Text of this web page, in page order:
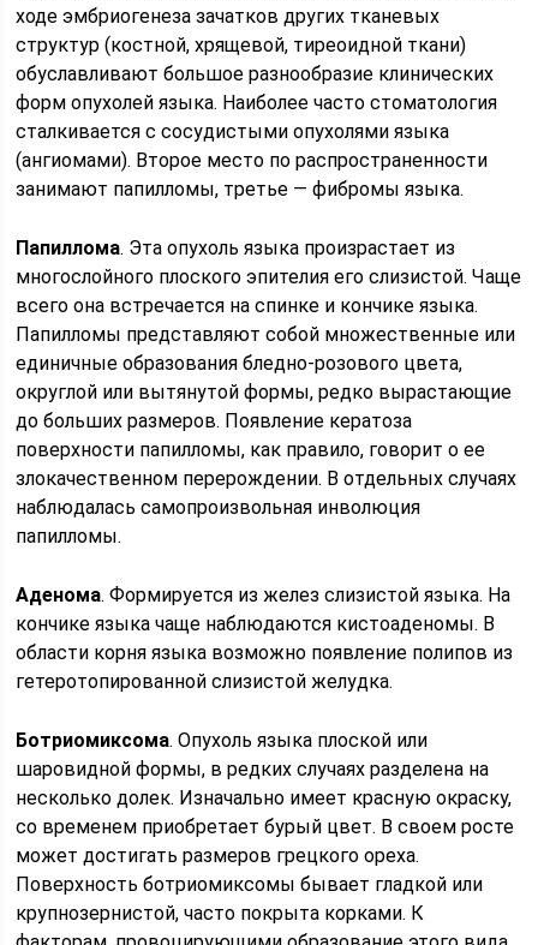
ходе эмбриогенеза зачатков других тканевых
структур (костной, хрящевой, тиреоидной ткани)
обуславливают большое разнообразие клинических
форм опухолей языка. Наиболее часто стоматология
сталкивается с сосудистыми опухолями языка
(ангиомами). Второе место по распространенности
занимают папилломы, третье — фибромы языка.
Папиллома. Эта опухоль языка произрастает из
многослойного плоского эпителия его слизистой. Чаще
всего она встречается на спинке и кончике языка.
Папилломы представляют собой множественные или
единичные образования бледно-розового цвета,
округлой или вытянутой формы, редко вырастающие
до больших размеров. Появление кератоза
поверхности папилломы, как правило, говорит о ее
злокачественном перерождении. В отдельных случаях
наблюдалась самопроизвольная инволюция
папилломы.
Аденома. Формируется из желез слизистой языка. На
кончике языка чаще наблюдаются кистоаденомы. В
области корня языка возможно появление полипов из
гетеротопированной слизистой желудка.
Ботриомиксома. Опухоль языка плоской или
шаровидной формы, в редких случаях разделена на
несколько долек. Изначально имеет красную окраску,
со временем приобретает бурый цвет. В своем росте
может достигать размеров грецкого ореха.
Поверхность ботриомиксомы бывает гладкой или
крупнозернистой, часто покрыта корками. К